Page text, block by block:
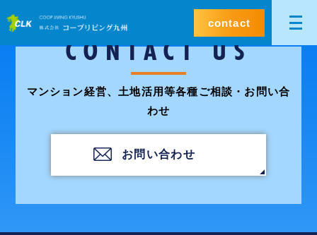
contact
CONTACT US
マンション経営、土地活用等各種ご相談・お問い合
わせ
お問い合わせ